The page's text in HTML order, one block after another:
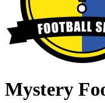
Mystery